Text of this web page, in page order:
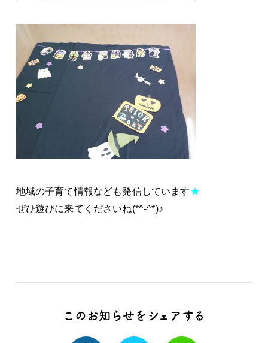
地域の子育て情報なども発信しています★
ぜひ遊びに来てくださいね(*^-^*)♪
このお知らせをシェアする